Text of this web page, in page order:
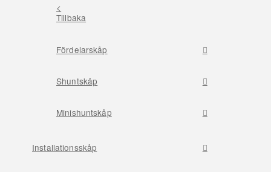
<
Tillbaka
Fördelarskåp
Shuntskåp
Minishuntskåp
Installationsskåp